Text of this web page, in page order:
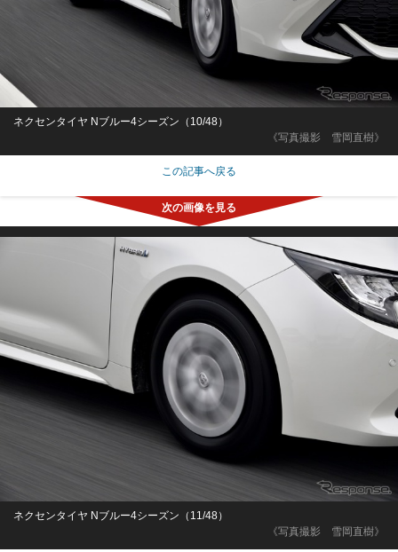
《写真撮影 雪岡直樹》
ネクセンタイヤ Nブルー4シーズン（10/48）
この記事へ戻る
《写真撮影 雪岡直樹》
ネクセンタイヤ Nブルー4シーズン（11/48）